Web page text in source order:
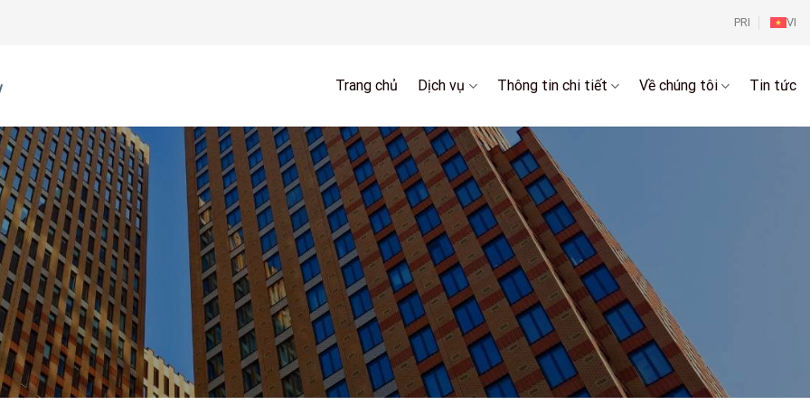
PRI VI
Trang chủ Dịch vụ Thông tin chi tiết Về chúng tôi Tin tức